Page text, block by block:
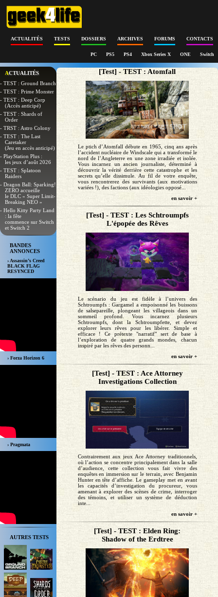
ACTUALITÉS TESTS DOSSIERS ARCHIVES FORUMS CONTACTS
PC PS5 PS4 Xbox Series X ONE Switch
ACTUALITÉS
- TEST : Ground Branch
- TEST : Prime Monster
- TEST : Deep Corp
(Accès anticipé)
- TEST : Shards of
Order
- TRST : Astro Colony
- TEST : The Last
Caretaker
(Jeu en accès anticipé)
- PlayStation Plus :
les jeux d’août 2026
- TEST : Splatoon
Raiders
- Dragon Ball: Sparking!
ZERO accueille
le DLC « Super Limit-
Breaking NEO »
- Hello Kitty Party Land
: la fête
commence sur Switch
et Switch 2
BANDES
ANNONCES
› Assassin’s Creed
BLACK FLAG
RESYNCED
› Forza Horizon 6
› Pragmata
AUTRES TESTS
[Test] - TEST : Atomfall
Le ptich d’Atomfall débute en 1965, cinq ans après
l’accident nucléaire de Windscale qui a transformé le
nord de l’Angleterre en une zone irradiée et isolée.
Vous incarnez un ancien journaliste, déterminé à
découvrir la vérité derrière cette catastrophe et les
secrets qu’elle dissimule. Au fil de votre enquête,
vous rencontrerez des survivants (aux motivations
variées !), des factions (aux idéologies opposé...
en savoir +
[Test] - TEST : Les Schtroumpfs
L'épopée des Rêves
Le scénario du jeu est fidèle à l’univers des
Schtroumpfs : Gargamel a empoisonné les buissons
de salsepareille, plongeant les villageois dans un
sommeil profond. Vous incarnez plusieurs
Schtroumpfs, dont la Schtroumpfette, et devez
explorer leurs rêves pour les libérer. Simple et
efficace ! Ce prétexte "narratif" sert de base à
l’exploration de quatre grands mondes, chacun
inspiré par les rêves des personn...
en savoir +
[Test] - TEST : Ace Attorney
Investigations Collection
Contrairement aux jeux Ace Attorney traditionnels,
où l’action se concentre principalement dans la salle
d’audience, cette collection vous fait vivre des
enquêtes en immersion sur le terrain, avec Benjamin
Hunter en tête d’affiche. Le gameplay met en avant
les capacités d’investigation du procureur, vous
amenant à explorer des scènes de crime, interroger
des témoins, et utiliser un système de déduction
inte...
en savoir +
[Test] - TEST : Elden Ring:
Shadow of the Erdtree